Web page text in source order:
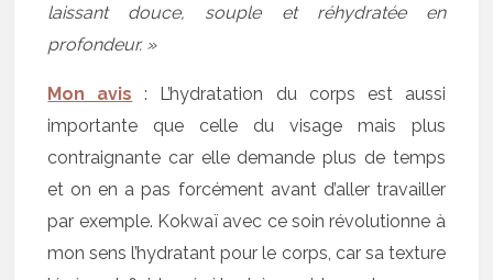
laissant douce, souple et réhydratée en
profondeur. »
Mon avis : L’hydratation du corps est aussi
importante que celle du visage mais plus
contraignante car elle demande plus de temps
et on en a pas forcément avant d’aller travailler
par exemple. Kokwaï avec ce soin révolutionne à
mon sens l’hydratant pour le corps, car sa texture